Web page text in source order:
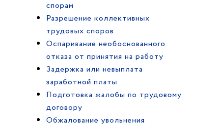
спорам
Разрешение коллективных
трудовых споров
Оспаривание необоснованного
отказа от принятия на работу
Задержка или невыплата
заработной платы
Подготовка жалобы по трудовому
договору
Обжалование увольнения